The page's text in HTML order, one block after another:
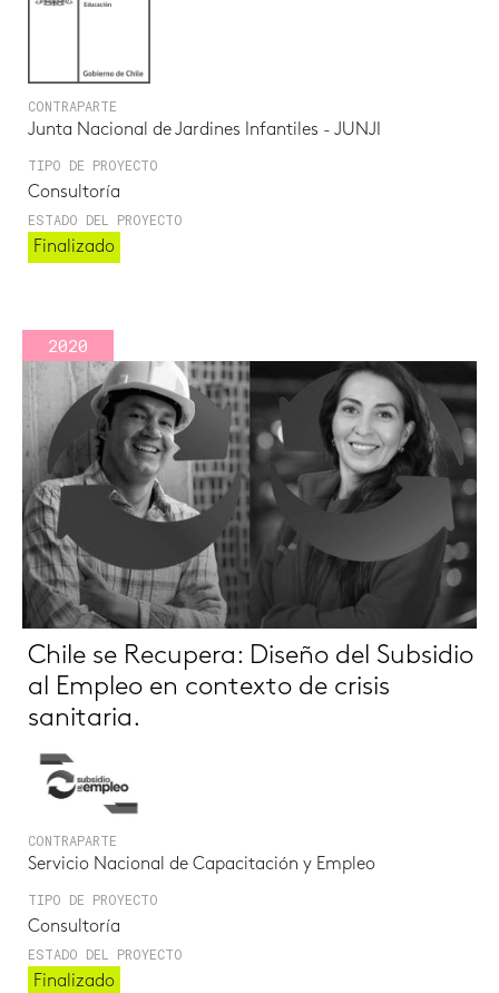
CONTRAPARTE
Junta Nacional de Jardines Infantiles - JUNJI
TIPO DE PROYECTO
Consultoría
ESTADO DEL PROYECTO
Finalizado
2020
Chile se Recupera: Diseño del Subsidio
al Empleo en contexto de crisis
sanitaria.
CONTRAPARTE
Servicio Nacional de Capacitación y Empleo
TIPO DE PROYECTO
Consultoría
ESTADO DEL PROYECTO
Finalizado